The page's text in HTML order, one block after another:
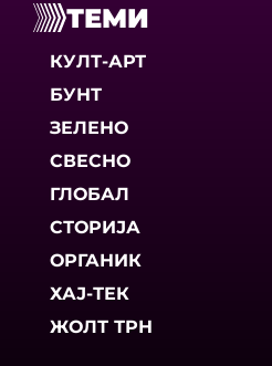
ТЕМИ
КУЛТ-АРТ
БУНТ
ЗЕЛЕНО
СВЕСНО
ГЛОБАЛ
СТОРИЈА
ОРГАНИК
ХАЈ-ТЕК
ЖОЛТ ТРН